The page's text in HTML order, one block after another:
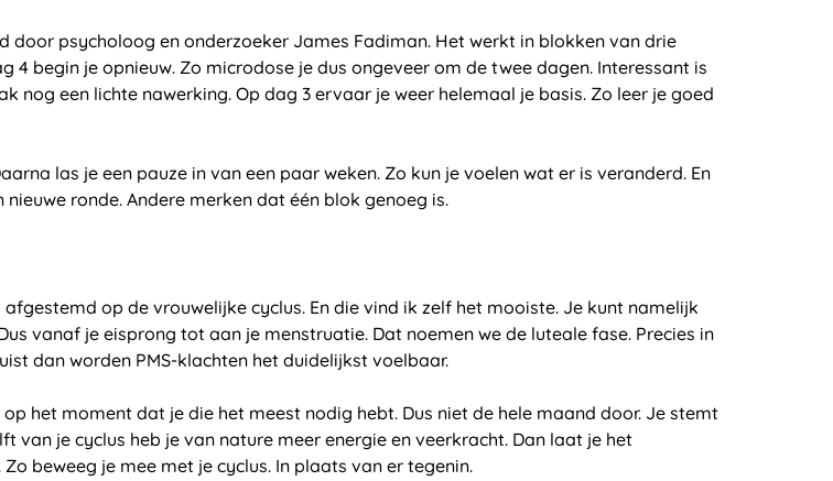
psycholoog en onderzoeker James Fadiman. Het werkt in blokken van drie
4 begin je opnieuw. Zo microdose je dus ongeveer om de twee dagen. Interessant is
nog een lichte nawerking. Op dag 3 ervaar je weer helemaal je basis. Zo leer je goed
las je een pauze in van een paar weken. Zo kun je voelen wat er is veranderd. En
ronde. Andere merken dat één blok genoeg is.
op de vrouwelijke cyclus. En die vind ik zelf het mooiste. Je kunt namelijk
vanaf je eisprong tot aan je menstruatie. Dat noemen we de luteale fase. Precies in
dan worden PMS-klachten het duidelijkst voelbaar.
het moment dat je die het meest nodig hebt. Dus niet de hele maand door. Je stemt
van je cyclus heb je van nature meer energie en veerkracht. Dan laat je het
beweeg je mee met je cyclus. In plaats van er tegenin.